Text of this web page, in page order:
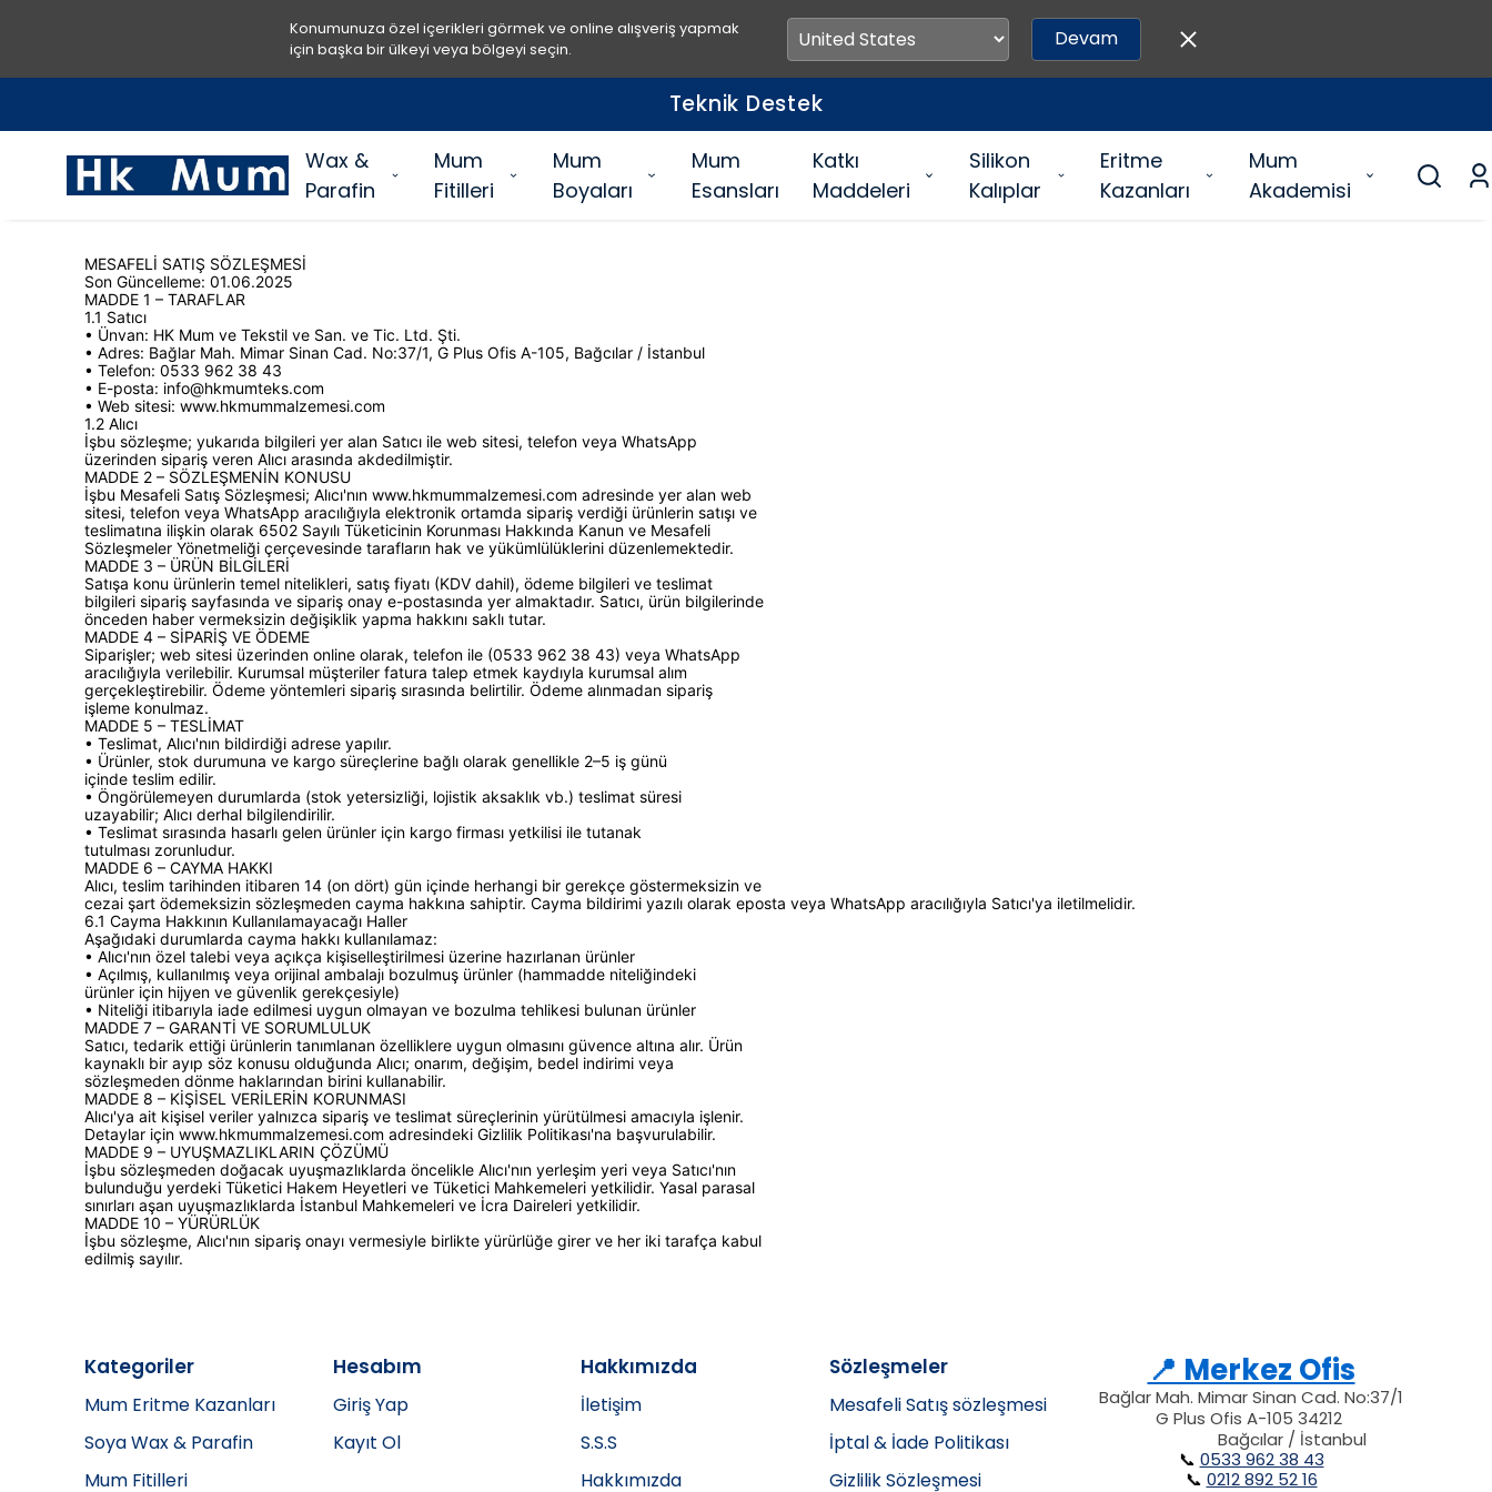
Konumunuza özel içerikleri görmek ve online alışveriş yapmak
için başka bir ülkeyi veya bölgeyi seçin.
Devam
Teknik Destek
Wax &
Parafin
Mum
Fitilleri
Mum
Boyaları
Mum
Esansları
Katkı
Maddeleri
Silikon
Kalıplar
Eritme
Kazanları
Mum
Akademisi
MESAFELİ SATIŞ SÖZLEŞMESİ
Son Güncelleme: 01.06.2025
MADDE 1 – TARAFLAR
1.1 Satıcı
• Ünvan: HK Mum ve Tekstil ve San. ve Tic. Ltd. Şti.
• Adres: Bağlar Mah. Mimar Sinan Cad. No:37/1, G Plus Ofis A-105, Bağcılar / İstanbul
• Telefon: 0533 962 38 43
• E-posta: info@hkmumteks.com
• Web sitesi: www.hkmummalzemesi.com
1.2 Alıcı
İşbu sözleşme; yukarıda bilgileri yer alan Satıcı ile web sitesi, telefon veya WhatsApp
üzerinden sipariş veren Alıcı arasında akdedilmiştir.
MADDE 2 – SÖZLEŞMENİN KONUSU
İşbu Mesafeli Satış Sözleşmesi; Alıcı'nın www.hkmummalzemesi.com adresinde yer alan web
sitesi, telefon veya WhatsApp aracılığıyla elektronik ortamda sipariş verdiği ürünlerin satışı ve
teslimatına ilişkin olarak 6502 Sayılı Tüketicinin Korunması Hakkında Kanun ve Mesafeli
Sözleşmeler Yönetmeliği çerçevesinde tarafların hak ve yükümlülüklerini düzenlemektedir.
MADDE 3 – ÜRÜN BİLGİLERİ
Satışa konu ürünlerin temel nitelikleri, satış fiyatı (KDV dahil), ödeme bilgileri ve teslimat
bilgileri sipariş sayfasında ve sipariş onay e-postasında yer almaktadır. Satıcı, ürün bilgilerinde
önceden haber vermeksizin değişiklik yapma hakkını saklı tutar.
MADDE 4 – SİPARİŞ VE ÖDEME
Siparişler; web sitesi üzerinden online olarak, telefon ile (0533 962 38 43) veya WhatsApp
aracılığıyla verilebilir. Kurumsal müşteriler fatura talep etmek kaydıyla kurumsal alım
gerçekleştirebilir. Ödeme yöntemleri sipariş sırasında belirtilir. Ödeme alınmadan sipariş
işleme konulmaz.
MADDE 5 – TESLİMAT
• Teslimat, Alıcı'nın bildirdiği adrese yapılır.
• Ürünler, stok durumuna ve kargo süreçlerine bağlı olarak genellikle 2–5 iş günü
içinde teslim edilir.
• Öngörülemeyen durumlarda (stok yetersizliği, lojistik aksaklık vb.) teslimat süresi
uzayabilir; Alıcı derhal bilgilendirilir.
• Teslimat sırasında hasarlı gelen ürünler için kargo firması yetkilisi ile tutanak
tutulması zorunludur.
MADDE 6 – CAYMA HAKKI
Alıcı, teslim tarihinden itibaren 14 (on dört) gün içinde herhangi bir gerekçe göstermeksizin ve
cezai şart ödemeksizin sözleşmeden cayma hakkına sahiptir. Cayma bildirimi yazılı olarak eposta veya WhatsApp aracılığıyla Satıcı'ya iletilmelidir.
6.1 Cayma Hakkının Kullanılamayacağı Haller
Aşağıdaki durumlarda cayma hakkı kullanılamaz:
• Alıcı'nın özel talebi veya açıkça kişiselleştirilmesi üzerine hazırlanan ürünler
• Açılmış, kullanılmış veya orijinal ambalajı bozulmuş ürünler (hammadde niteliğindeki
ürünler için hijyen ve güvenlik gerekçesiyle)
• Niteliği itibarıyla iade edilmesi uygun olmayan ve bozulma tehlikesi bulunan ürünler
MADDE 7 – GARANTİ VE SORUMLULUK
Satıcı, tedarik ettiği ürünlerin tanımlanan özelliklere uygun olmasını güvence altına alır. Ürün
kaynaklı bir ayıp söz konusu olduğunda Alıcı; onarım, değişim, bedel indirimi veya
sözleşmeden dönme haklarından birini kullanabilir.
MADDE 8 – KİŞİSEL VERİLERİN KORUNMASI
Alıcı'ya ait kişisel veriler yalnızca sipariş ve teslimat süreçlerinin yürütülmesi amacıyla işlenir.
Detaylar için www.hkmummalzemesi.com adresindeki Gizlilik Politikası'na başvurulabilir.
MADDE 9 – UYUŞMAZLIKLARIN ÇÖZÜMÜ
İşbu sözleşmeden doğacak uyuşmazlıklarda öncelikle Alıcı'nın yerleşim yeri veya Satıcı'nın
bulunduğu yerdeki Tüketici Hakem Heyetleri ve Tüketici Mahkemeleri yetkilidir. Yasal parasal
sınırları aşan uyuşmazlıklarda İstanbul Mahkemeleri ve İcra Daireleri yetkilidir.
MADDE 10 – YÜRÜRLÜK
İşbu sözleşme, Alıcı'nın sipariş onayı vermesiyle birlikte yürürlüğe girer ve her iki tarafça kabul
edilmiş sayılır.
Kategoriler
Mum Eritme Kazanları
Soya Wax & Parafin
Mum Fitilleri
Hesabım
Giriş Yap
Kayıt Ol
Hakkımızda
İletişim
S.S.S
Hakkımızda
Sözleşmeler
Mesafeli Satış sözleşmesi
İptal & İade Politikası
Gizlilik Sözleşmesi
📍 Merkez Ofis
Bağlar Mah. Mimar Sinan Cad. No:37/1
G Plus Ofis A-105 34212
Bağcılar / İstanbul
📞 0533 962 38 43
📞 0212 892 52 16